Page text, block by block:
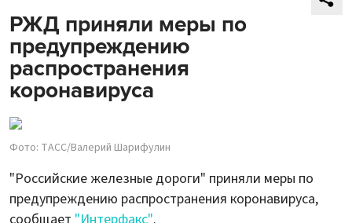
РЖД приняли меры по
предупреждению
распространения
коронавируса
Фото: ТАСС/Валерий Шарифулин
"Российские железные дороги" приняли меры по
предупреждению распространения коронавируса,